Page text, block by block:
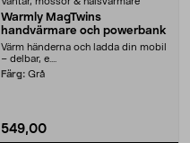
Warmly MagTwins
handvärmare och powerbank
Värm händerna och ladda din mobil
– delbar, e....
Färg: Grå
549,00